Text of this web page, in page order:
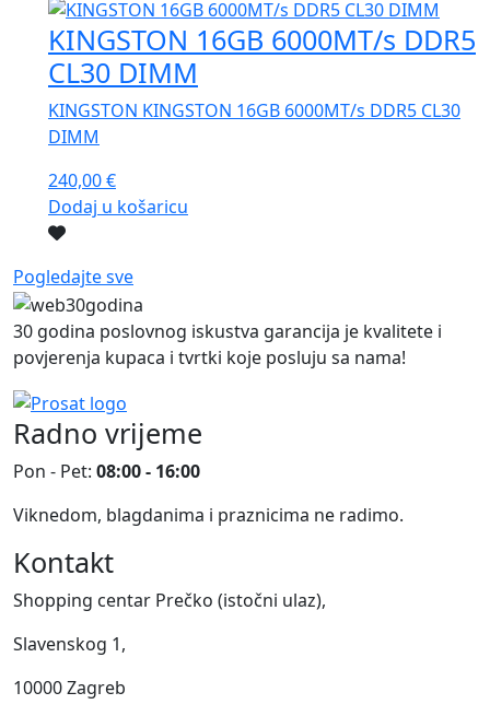
KINGSTON 16GB 6000MT/s DDR5
CL30 DIMM
KINGSTON KINGSTON 16GB 6000MT/s DDR5 CL30
DIMM
240,00€
Dodaj u košaricu
Pogledajte sve
30 godina poslovnog iskustva garancija je kvalitete i
povjerenja kupaca i tvrtki koje posluju sa nama!
Radno vrijeme
Pon - Pet: 08:00 - 16:00
Viknedom, blagdanima i praznicima ne radimo.
Kontakt
Shopping centar Prečko (istočni ulaz),
Slavenskog 1,
10000 Zagreb